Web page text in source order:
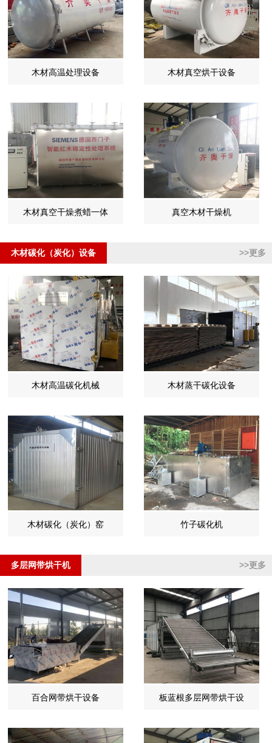
木材高温处理设备 木材真空烘干设备
木材真空干燥煮蜡一体 真空木材干燥机
木材碳化（炭化）设备 >>更多
木材高温碳化机械 木材蒸干碳化设备
木材碳化（炭化）窑 竹子碳化机
多层网带烘干机 >>更多
百合网带烘干设备 板蓝根多层网带烘干设